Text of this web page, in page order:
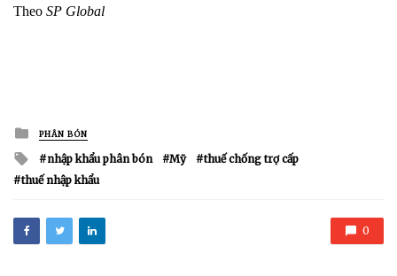
Theo SP Global
Posted
in
PHÂN BÓN
Tagged
with
nhập khẩu phân bón Mỹ
thuế chống trợ cấp
thuế nhập khẩu
0